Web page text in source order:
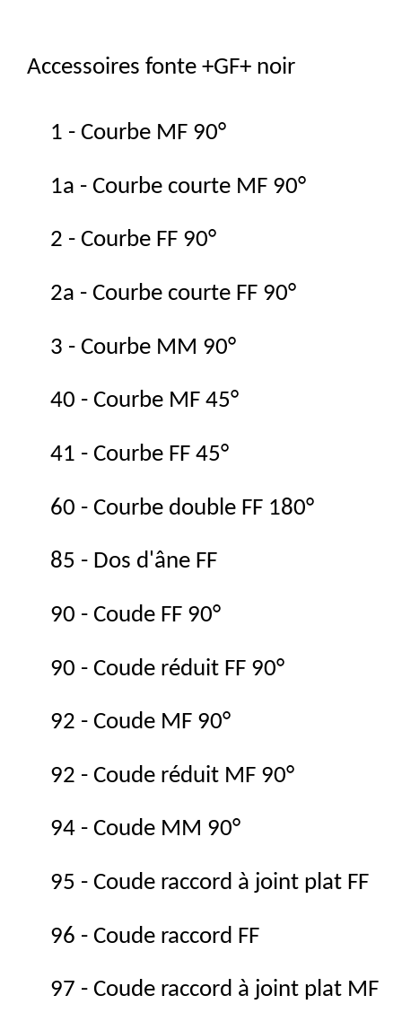
Accessoires fonte +GF+ noir
1 - Courbe MF 90°
1a - Courbe courte MF 90°
2 - Courbe FF 90°
2a - Courbe courte FF 90°
3 - Courbe MM 90°
40 - Courbe MF 45°
41 - Courbe FF 45°
60 - Courbe double FF 180°
85 - Dos d'âne FF
90 - Coude FF 90°
90 - Coude réduit FF 90°
92 - Coude MF 90°
92 - Coude réduit MF 90°
94 - Coude MM 90°
95 - Coude raccord à joint plat FF
96 - Coude raccord FF
97 - Coude raccord à joint plat MF